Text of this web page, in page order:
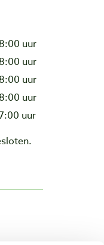
uur
uur
uur
uur
uur